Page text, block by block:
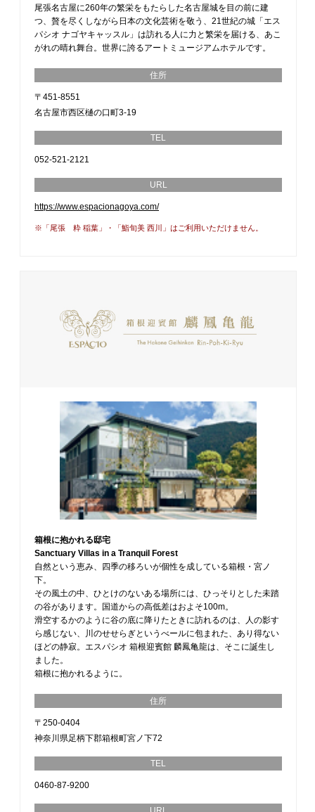
尾張名古屋に260年の繁栄をもたらした名古屋城を目の前に建
つ、贅を尽くしながら日本の文化芸術を敬う、21世紀の城「エス
パシオ ナゴヤキャッスル」は訪れる人に力と繁栄を届ける、あこ
がれの晴れ舞台。世界に誇るアートミュージアムホテルです。
住所
〒451-8551
名古屋市西区樋の口町3-19
TEL
052-521-2121
URL
https://www.espacionagoya.com/
※「尾張 粋 稲葉」・「鮨旬美 西川」はご利用いただけません。
箱根に抱かれる邸宅
Sanctuary Villas in a Tranquil Forest
自然という恵み、四季の移ろいが個性を成している箱根・宮ノ
下。
その風土の中、ひとけのないある場所には、ひっそりとした未踏
の谷があります。国道からの高低差はおよそ100m。
滑空するかのように谷の底に降りたときに訪れるのは、人の影す
ら感じない、川のせせらぎというべールに包まれた、あり得ない
ほどの静寂。エスパシオ 箱根迎賓館 麟鳳亀龍は、そこに誕生し
ました。
箱根に抱かれるように。
住所
〒250-0404
神奈川県足柄下郡箱根町宮ノ下72
TEL
0460-87-9200